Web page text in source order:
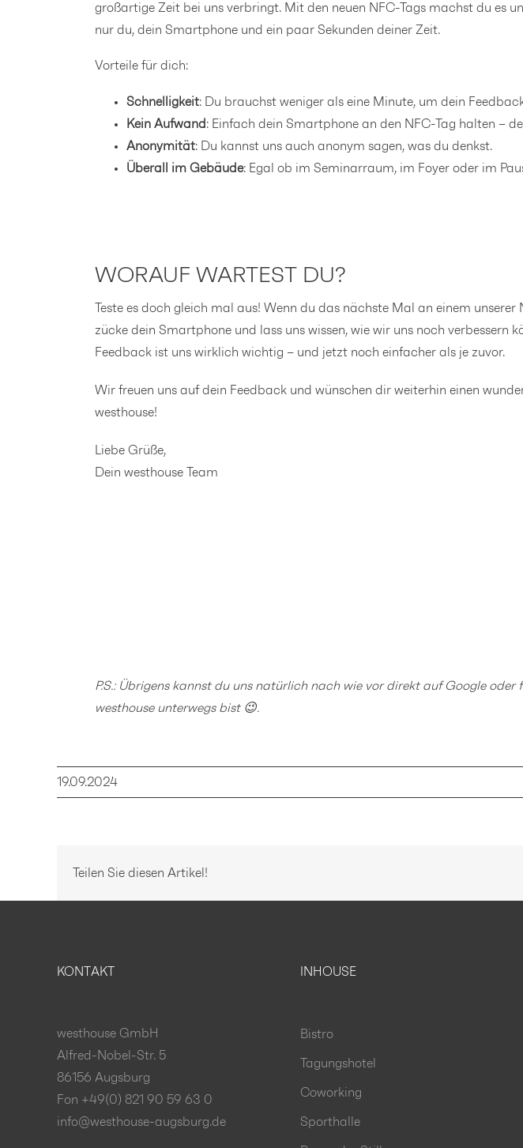
großartige Zeit bei uns verbringt. Mit den neuen NFC-Tags machst du es
nur du, dein Smartphone und ein paar Sekunden deiner Zeit.
Vorteile für dich:
Schnelligkeit: Du brauchst weniger als eine Minute, um dein
Kein Aufwand: Einfach dein Smartphone an den NFC-Tag halten –
Anonymität: Du kannst uns auch anonym sagen, was du denkst.
Überall im Gebäude: Egal ob im Seminarraum, im Foyer oder im
WORAUF WARTEST DU?
Teste es doch gleich mal aus! Wenn du das nächste Mal an einem unserer
zücke dein Smartphone und lass uns wissen, wie wir uns noch verbessern
Feedback ist uns wirklich wichtig – und jetzt noch einfacher als je zuvor.
Wir freuen uns auf dein Feedback und wünschen dir weiterhin einen
westhouse!
Liebe Grüße,
Dein westhouse Team
P.S.: Übrigens kannst du uns natürlich nach wie vordirekt auf Googleoder
westhouse unterwegs bist 😉.
19.09.2024
Teilen Sie diesen Artikel!
KONTAKT
westhouse GmbH
Alfred-Nobel-Str. 5
86156 Augsburg
Fon +49(0) 821 90 59 63 0
info@westhouse-augsburg.de
INHOUSE
Bistro
Tagungshotel
Coworking
Sporthalle